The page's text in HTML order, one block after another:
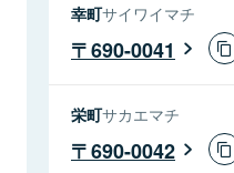
幸町サイワイマチ
690-0041
栄町サカエマチ
690-0042